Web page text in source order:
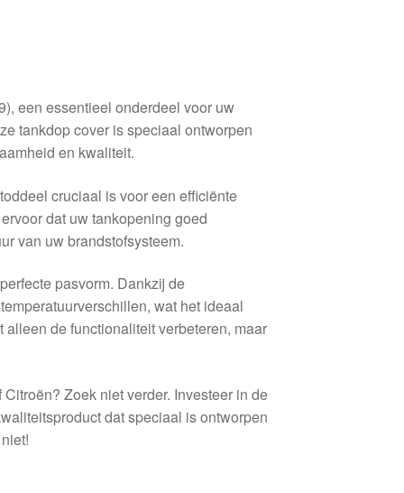
een essentieel onderdeel voor uw
tankdop cover is speciaal ontworpen
en kwaliteit.
cruciaal is voor een efficiënte
dat uw tankopening goed
van uw brandstofsysteem.
pasvorm. Dankzij de
wat het ideaal
de functionaliteit verbeteren, maar
Zoek niet verder. Investeer in de
dat speciaal is ontworpen